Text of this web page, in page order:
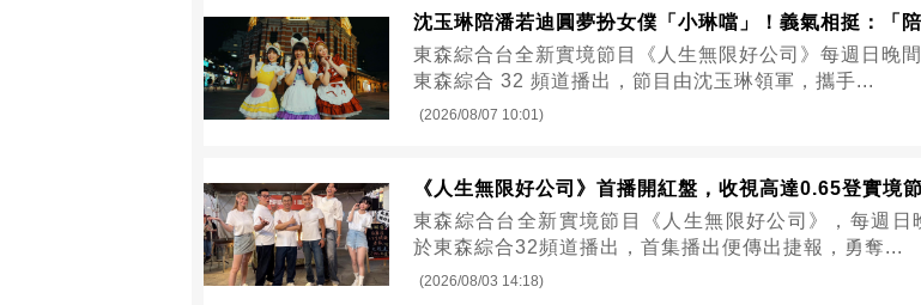
沈玉琳陪潘若迪圓夢扮女僕「小琳噹」！義氣相挺：「
東森綜合台全新實境節目《人生無限好公司》每週日晚
東森綜合 32 頻道播出，節目由沈玉琳領軍，攜手...
(2026/08/07 10:01)
《人生無限好公司》首播開紅盤，收視高達0.65登實境
東森綜合台全新實境節目《人生無限好公司》，每週日
於東森綜合32頻道播出，首集播出便傳出捷報，勇奪...
(2026/08/03 14:18)